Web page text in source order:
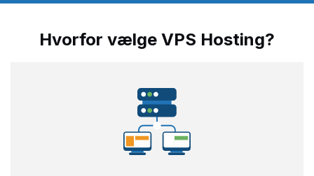
Hvorfor vælge VPS Hosting?